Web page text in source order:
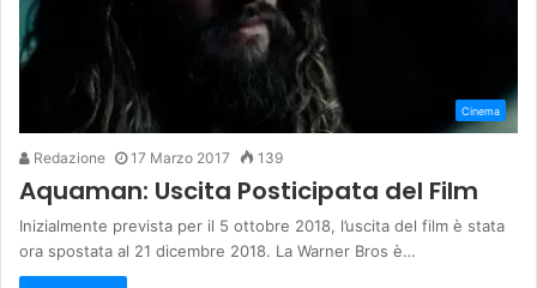
Cinema
Redazione 17 Marzo 2017 139
Aquaman: Uscita Posticipata del Film
Inizialmente prevista per il 5 ottobre 2018, l’uscita del film è stata
ora spostata al 21 dicembre 2018. La Warner Bros è…